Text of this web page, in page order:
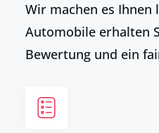
Wir machen es Ihnen
Automobile erhalten
Bewertung und ein